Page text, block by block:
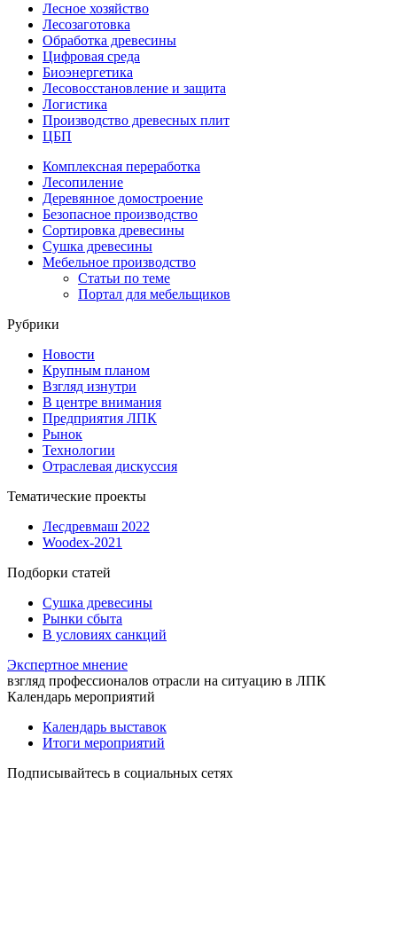
Лесное хозяйство
Лесозаготовка
Обработка древесины
Цифровая среда
Биоэнергетика
Лесовосстановление и защита
Логистика
Производство древесных плит
ЦБП
Комплексная переработка
Лесопиление
Деревянное домостроение
Безопасное производство
Сортировка древесины
Сушка древесины
Мебельное производство
Статьи по теме
Портал для мебельщиков
Рубрики
Новости
Крупным планом
Взгляд изнутри
В центре внимания
Предприятия ЛПК
Рынок
Технологии
Отраслевая дискуссия
Тематические проекты
Лесдревмаш 2022
Woodex-2021
Подборки статей
Сушка древесины
Рынки сбыта
В условиях санкций
Экспертное мнение
взгляд профессионалов отрасли на ситуацию в ЛПК
Календарь мероприятий
Календарь выставок
Итоги мероприятий
Подписывайтесь в социальных сетях